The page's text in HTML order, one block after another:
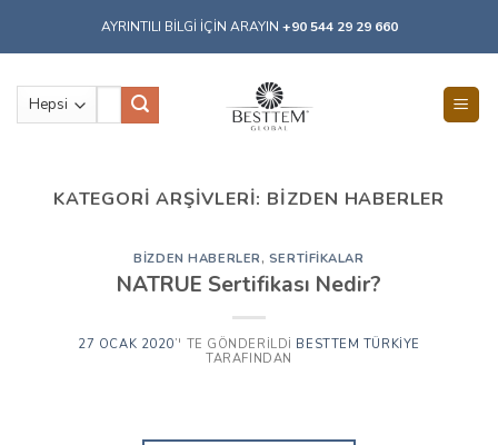
AYRINTILI BİLGİ İÇİN ARAYIN +90 544 29 29 660
KATEGORI ARŞIVLERI: BIZDEN HABERLER
BIZDEN HABERLER , SERTIFIKALAR
NATRUE Sertifikası Nedir?
27 OCAK 2020’' TE GÖNDERILDI BESTTEM TÜRKIYE
TARAFINDAN